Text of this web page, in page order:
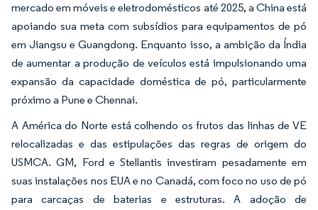
mercado em móveis e eletrodomésticos até 2025, a China está
apoiando sua meta com subsídios para equipamentos de pó
em Jiangsu e Guangdong. Enquanto isso, a ambição da Índia
de aumentar a produção de veículos está impulsionando uma
expansão da capacidade doméstica de pó, particularmente
próximo a Pune e Chennai.
A América do Norte está colhendo os frutos das linhas de VE
relocalizadas e das estipulações das regras de origem do
USMCA. GM, Ford e Stellantis investiram pesadamente em
suas instalações nos EUA e no Canadá, com foco no uso de pó
para carcaças de baterias e estruturas. A adoção de